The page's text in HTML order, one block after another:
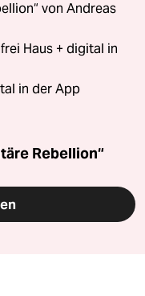
von Andreas
Haus + digital in
in der App
Rebellion“